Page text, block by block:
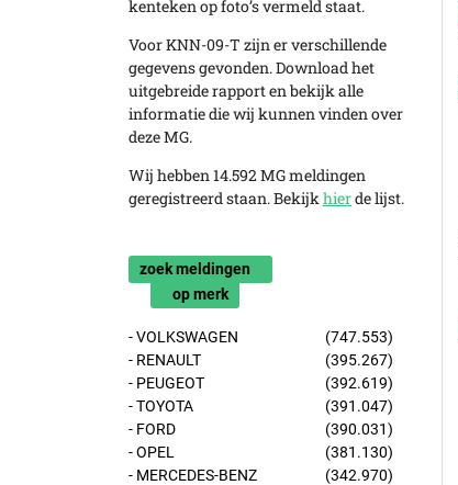
kenteken op foto’s vermeld staat.
Voor KNN-09-T zijn er verschillende
gegevens gevonden. Download het
uitgebreide rapport en bekijk alle
informatie die wij kunnen vinden over
deze MG.
Wij hebben 14.592 MG meldingen
geregistreerd staan. Bekijkhierde lijst.
zoek meldingen
op merk
- VOLKSWAGEN
(747.553)
- RENAULT
(395.267)
- PEUGEOT
(392.619)
- TOYOTA
(391.047)
- FORD
(390.031)
- OPEL
(381.130)
- MERCEDES-BENZ
(342.970)